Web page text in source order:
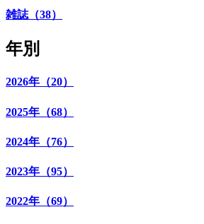
雑誌（38）
年別
2026年（20）
2025年（68）
2024年（76）
2023年（95）
2022年（69）